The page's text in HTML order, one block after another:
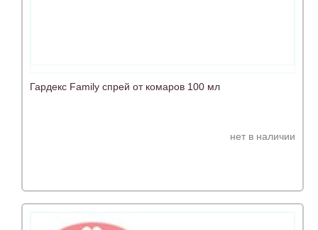
Гардекс Family спрей от комаров 100 мл
нет в наличии